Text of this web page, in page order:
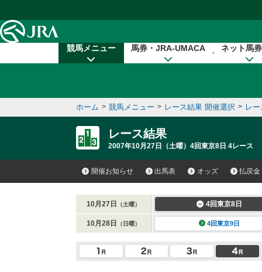
競馬メニュー 馬券・JRA-UMACA ネット馬
ホーム > 競馬メニュー > レース結果 開催選択 > レ
レース結果
2007年10月27日（土曜）4回東京8日 4レース
開催お知らせ 出馬表 オッズ 払戻金
10月27日 （土曜） 4回東京8日
10月28日 （日曜） 4回東京9日